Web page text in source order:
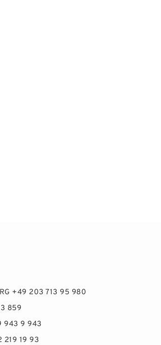
+49 203 713 95 980
859
943 9 943
219 19 93